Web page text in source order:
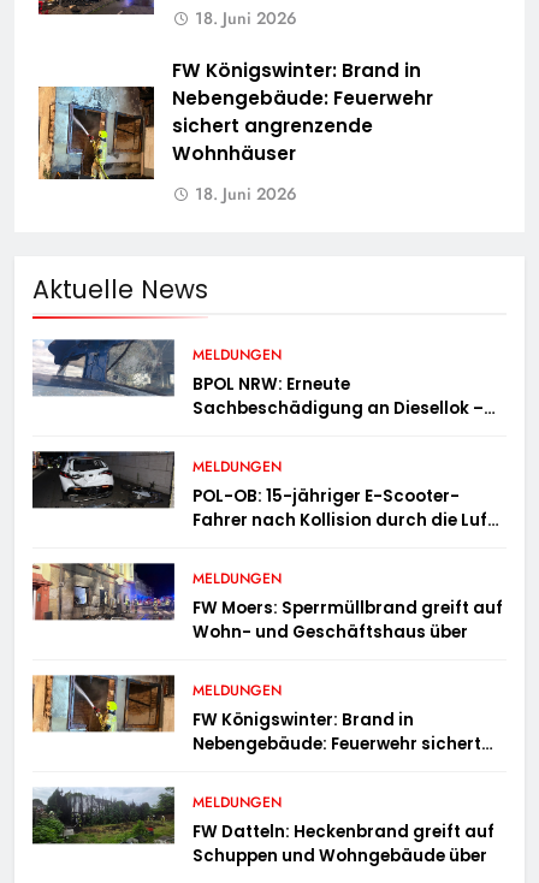
18. Juni 2026
FW Königswinter: Brand in
Nebengebäude: Feuerwehr
sichert angrenzende
Wohnhäuser
18. Juni 2026
Aktuelle News
MELDUNGEN
BPOL NRW: Erneute
Sachbeschädigung an Diesellok –
MELDUNGEN
POL-OB: 15-jähriger E-Scooter-
Fahrer nach Kollision durch die Luft
MELDUNGEN
FW Moers: Sperrmüllbrand greift auf
Wohn- und Geschäftshaus über
MELDUNGEN
FW Königswinter: Brand in
Nebengebäude: Feuerwehr sichert
MELDUNGEN
FW Datteln: Heckenbrand greift auf
Schuppen und Wohngebäude über